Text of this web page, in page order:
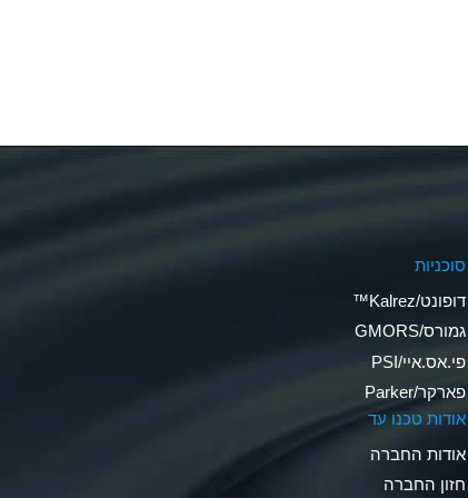
סוכניות
דופונט/Kalrez™
גמורס/GMORS
פי.אס.איי/PSI
פארקר/Parker
אודות טכנו עד
אודות החברה
חזון החברה